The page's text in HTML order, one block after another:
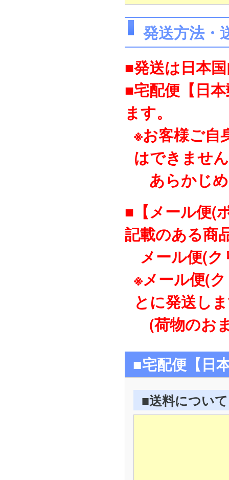
発送方法・
■発送は日本
■宅配便【日
ます。
※お客様ご自
はできませ
あらかじ
■【メール便(
記載のある商
メール便(ク
※メール便(
とに発送し
(荷物のお
■宅配便【日
■送料について